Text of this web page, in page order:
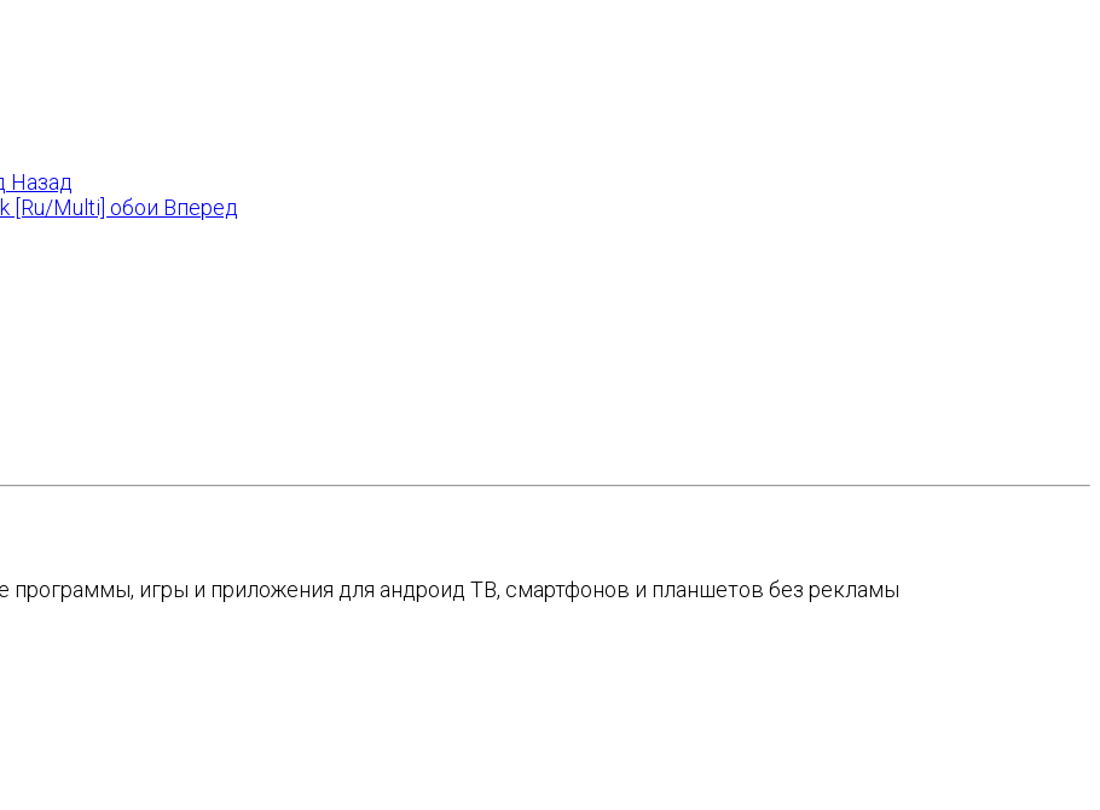
Назад
[Ru/Multi] обои Вперед
программы, игры и приложения для андроид ТВ, смартфонов и планшетов без рекламы